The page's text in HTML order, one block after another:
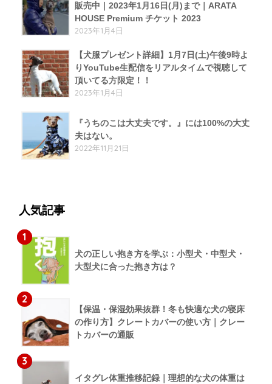
販売中｜2023年1月16日(月)まで｜ARATA
HOUSE Premium チケット 2023
2023年1月4日
【犬服プレゼント詳細】1月7日(土)午後9時よ
りYouTube生配信をリアルタイムで視聴して
頂いてる方限定！！
2023年1月4日
『うちのこは大丈夫です。』には100%の大丈
夫はない。
2022年11月21日
人気記事
1
犬の正しい抱き方を学ぶ：小型犬・中型犬・
大型犬に合った抱き方は？
2
【保温・保湿効果抜群！冬も快適な犬の寝床
の作り方】クレートカバーの使い方｜クレー
トカバーの通販
3
イタグレ体重推移記録｜理想的な犬の体重は